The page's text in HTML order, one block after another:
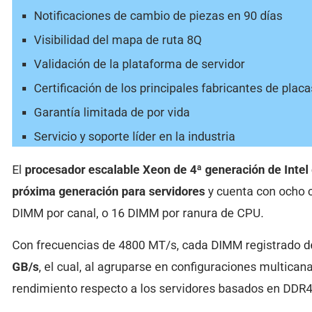
Notificaciones de cambio de piezas en 90 días
Visibilidad del mapa de ruta 8Q
Validación de la plataforma de servidor
Certificación de los principales fabricantes de
Garantía limitada de por vida
Servicio y soporte líder en la industria
El procesador escalable Xeon de 4ª generación de
próxima generación para servidores y cuenta con ocho
DIMM por canal, o 16 DIMM por ranura de CPU.
Con frecuencias de 4800 MT/s, cada DIMM registrado
GB/s, el cual, al agruparse en configuraciones
rendimiento respecto a los servidores basados en